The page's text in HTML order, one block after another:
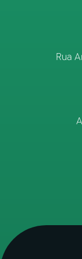
Rua